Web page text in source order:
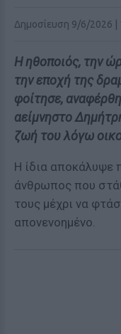
Δημοσίευση 9/6/2026 |
Η ηθοποιός, την
την εποχή της
φοίτησε,
αείμνηστο
ζωή του λόγω
Η ίδια αποκάλυψε
άνθρωπος που
τους μέχρι να
απονενοημένο.